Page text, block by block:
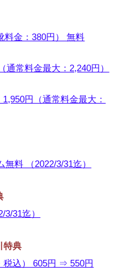
料金：380円） 無料
通常料金最大：2,240円）
円（通常料金最大：
料 （2022/3/31迄）
31迄）
特典
税込） 605円 ⇒ 550円